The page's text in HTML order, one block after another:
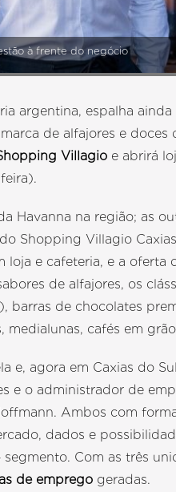
à frente do negócio
argentina, espalha
de alfajores e
Villagio e abrirá
Havanna na região; as
Shopping Villagio
loja e cafeteria, e a
de alfajores, os
barras de chocolates
medialunas, cafés em
e, agora em Caxias do
e o administrador de
Ambos com
dados e
Com as três
de emprego geradas.